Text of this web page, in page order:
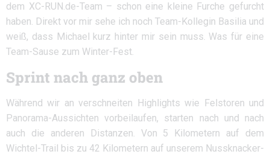
dem XC-RUN.de-Team – schon eine kleine Furche gefurcht
haben. Direkt vor mir sehe ich noch Team-Kollegin Basilia und
weiß, dass Michael kurz hinter mir sein muss. Was für eine
Team-Sause zum Winter-Fest.
Sprint nach ganz oben
Während wir an verschneiten Highlights wie Felstoren und
Panorama-Aussichten vorbeilaufen, starten nach und nach
auch die anderen Distanzen. Von 5 Kilometern auf dem
Wichtel-Trail bis zu 42 Kilometern auf unserem Nussknacker-